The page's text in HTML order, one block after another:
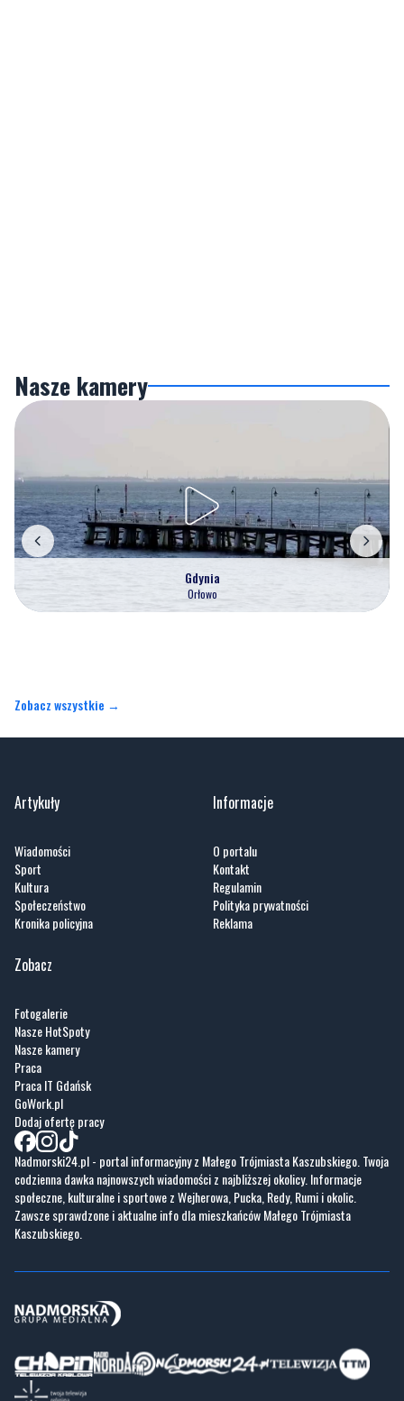
Nasze kamery
Gdynia
Orłowo
Zobacz wszystkie →
Artykuły
Wiadomości
Sport
Kultura
Społeczeństwo
Kronika policyjna
Informacje
O portalu
Kontakt
Regulamin
Polityka prywatności
Reklama
Zobacz
Fotogalerie
Nasze HotSpoty
Nasze kamery
Praca
Praca IT Gdańsk
GoWork.pl
Dodaj ofertę pracy
Nadmorski24.pl - portal informacyjny z Małego Trójmiasta Kaszubskiego. Twoja
codzienna dawka najnowszych wiadomości z najbliższej okolicy. Informacje
społeczne, kulturalne i sportowe z Wejherowa, Pucka, Redy, Rumi i okolic.
Zawsze sprawdzone i aktualne info dla mieszkańców Małego Trójmiasta
Kaszubskiego.